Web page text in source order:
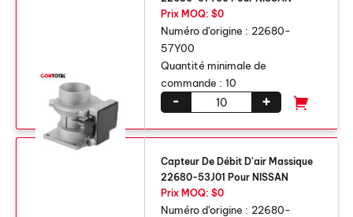
Prix ​​MOQ: $0
Numéro d'origine : 22680-
57Y00
Quantité minimale de
commande : 10
+
-
Capteur De Débit D'air Massique
22680-53J01 Pour NISSAN
Prix ​​MOQ: $0
Numéro d'origine : 22680-